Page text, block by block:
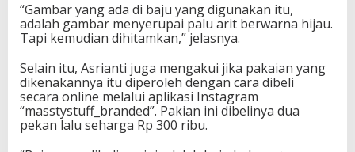
“Gambar yang ada di baju yang digunakan itu,
adalah gambar menyerupai palu arit berwarna hijau.
Tapi kemudian dihitamkan,” jelasnya.
Selain itu, Asrianti juga mengakui jika pakaian yang
dikenakannya itu diperoleh dengan cara dibeli
secara online melalui aplikasi Instagram
“masstystuff_branded”. Pakian ini dibelinya dua
pekan lalu seharga Rp 300 ribu.